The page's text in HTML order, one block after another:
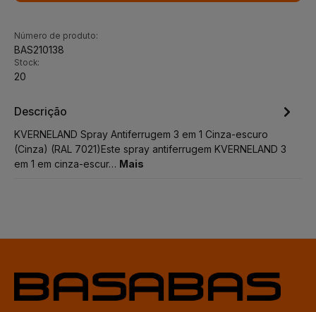
Número de produto:
BAS210138
Stock:
20
Descrição
KVERNELAND Spray Antiferrugem 3 em 1 Cinza-escuro
(Cinza) (RAL 7021)Este spray antiferrugem KVERNELAND 3
em 1 em cinza-escur… Mais